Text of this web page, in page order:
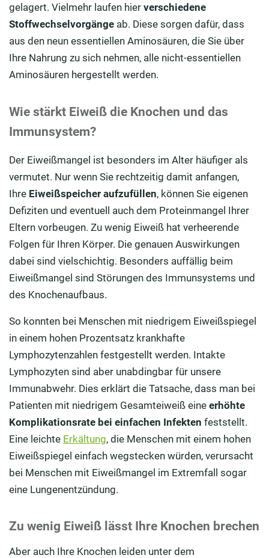
gelagert. Vielmehr laufen hier verschiedene
Stoffwechselvorgänge ab. Diese sorgen dafür, dass
aus den neun essentiellen Aminosäuren, die Sie über
Ihre Nahrung zu sich nehmen, alle nicht-essentiellen
Aminosäuren hergestellt werden.
Wie stärkt Eiweiß die Knochen und das
Immunsystem?
Der Eiweißmangel ist besonders im Alter häufiger als
vermutet. Nur wenn Sie rechtzeitig damit anfangen,
Ihre Eiweißspeicher aufzufüllen, können Sie eigenen
Defiziten und eventuell auch dem Proteinmangel Ihrer
Eltern vorbeugen. Zu wenig Eiweiß hat verheerende
Folgen für Ihren Körper. Die genauen Auswirkungen
dabei sind vielschichtig. Besonders auffällig beim
Eiweißmangel sind Störungen des Immunsystems und
des Knochenaufbaus.
So konnten bei Menschen mit niedrigem Eiweißspiegel
in einem hohen Prozentsatz krankhafte
Lymphozytenzahlen festgestellt werden. Intakte
Lymphozyten sind aber unabdingbar für unsere
Immunabwehr. Dies erklärt die Tatsache, dass man bei
Patienten mit niedrigem Gesamteiweiß eine erhöhte
Komplikationsrate bei einfachen Infekten feststellt.
Eine leichte Erkältung, die Menschen mit einem hohen
Eiweißspiegel einfach wegstecken würden, verursacht
bei Menschen mit Eiweißmangel im Extremfall sogar
eine Lungenentzündung.
Zu wenig Eiweiß lässt Ihre Knochen brechen
Aber auch Ihre Knochen leiden unter dem